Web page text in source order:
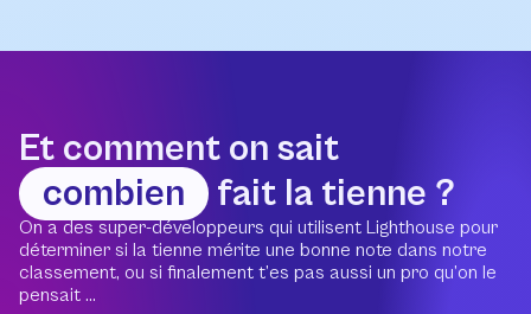
Et comment on sait
combien
fait la tienne ?
On a des super-développeurs qui utilisent Lighthouse pour
déterminer si la tienne mérite une bonne note dans notre
classement, ou si finalement t’es pas aussi un pro qu’on le
pensait ...